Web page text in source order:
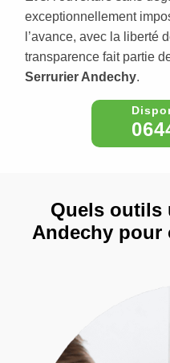
exceptionnellement
l’avance, avec la liberté
transparence fait partie
Serrurier Andechy.
Quels outils
Andechy pour